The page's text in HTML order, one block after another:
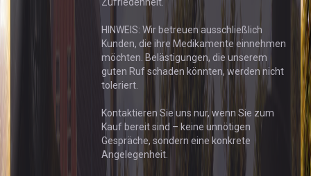
HINWEIS: Wir betreuen ausschließlich
Kunden, die ihre Medikamente einnehmen
möchten. Belästigungen, die unserem
guten Ruf schaden könnten, werden nicht
toleriert.
Kontaktieren Sie uns nur, wenn Sie zum
Kauf bereit sind – keine unnötigen
Gespräche, sondern eine konkrete
Angelegenheit.